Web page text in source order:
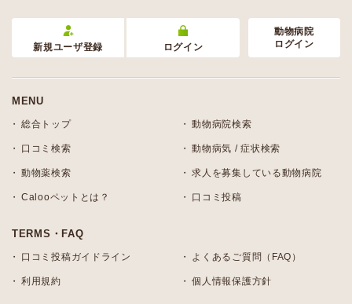
新規ユーザ登録 ログイン
動物病院
ログイン
MENU
総合トップ 動物病院検索
口コミ検索 動物病気 / 症状検索
動物薬検索 求人を募集している動物病院
Calooペットとは？ 口コミ投稿
TERMS・FAQ
口コミ投稿ガイドライン よくあるご質問（FAQ）
利用規約 個人情報保護方針